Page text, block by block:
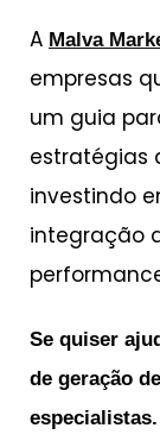
A Malva
empresas
um guia
estratégias
investindo
integração
Se quiser
de geração
especialistas.